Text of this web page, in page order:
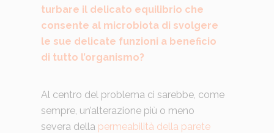
turbare il delicato equilibrio che
consente al microbiota di svolgere
le sue delicate funzioni a beneficio
di tutto l’organismo?
Al centro del problema ci sarebbe, come
sempre, un’alterazione più o meno
severa della permeabilità della parete